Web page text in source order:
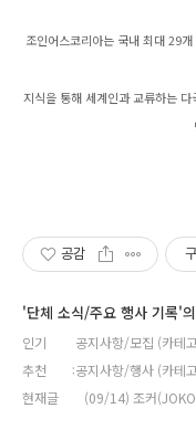
조인어스코리아는 국내 최대 29
지식을 통해 세계인과 교류하는
공감
'단체 소식/주요 행사 기록'
인기
공지사항/모집 (카테
추천
공지사항/행사 (카테
현재글
(09/14) 조커